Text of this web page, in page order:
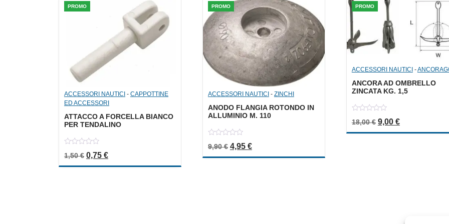
PROMO
ACCESSORI NAUTICI - CAPPOTTINE
ED ACCESSORI
ATTACCO A FORCELLA BIANCO
PER TENDALINO
out
1,50€ Il prezzo originale era: 1,50 €.
0,75 €Il prezzo attuale è: 0,75 €.
PROMO
ACCESSORI NAUTICI - ZINCHI
ANODO FLANGIA ROTONDO IN
ALLUMINIO M. 110
out
9,90€ Il prezzo originale era: 9,90 €.
4,95 €Il prezzo attuale è: 4,95 €.
PROMO
ACCESSORI NAUTICI -
ANCORA AD OMBRELLO
ZINCATA KG. 1,5
out
of
18,00€ Il prezzo originale
9,00 €Il prezzo